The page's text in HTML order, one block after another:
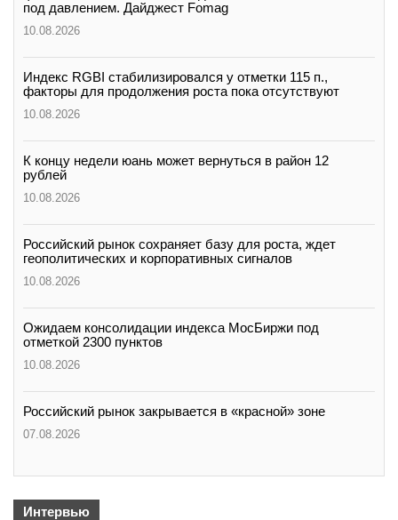
под давлением. Дайджест Fomag
10.08.2026
Индекс RGBI стабилизировался у отметки 115 п.,
факторы для продолжения роста пока отсутствуют
10.08.2026
К концу недели юань может вернуться в район 12
рублей
10.08.2026
Российский рынок сохраняет базу для роста, ждет
геополитических и корпоративных сигналов
10.08.2026
Ожидаем консолидации индекса МосБиржи под
отметкой 2300 пунктов
10.08.2026
Российский рынок закрывается в «красной» зоне
07.08.2026
Интервью